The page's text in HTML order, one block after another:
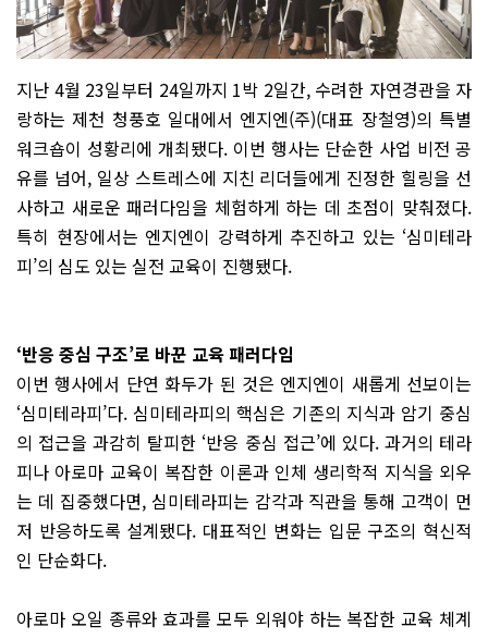
지난 4월 23일부터 24일까지 1박 2일간, 수려한 자연경관을 자
랑하는 제천 청풍호 일대에서 엔지엔(주)(대표 장철영)의 특별
워크숍이 성황리에 개최됐다. 이번 행사는 단순한 사업 비전 공
유를 넘어, 일상 스트레스에 지친 리더들에게 진정한 힐링을 선
사하고 새로운 패러다임을 체험하게 하는 데 초점이 맞춰졌다.
특히 현장에서는 엔지엔이 강력하게 추진하고 있는 ‘심미테라
피’의 심도 있는 실전 교육이 진행됐다.
‘반응 중심 구조’로 바꾼 교육 패러다임
이번 행사에서 단연 화두가 된 것은 엔지엔이 새롭게 선보이는
‘심미테라피’다. 심미테라피의 핵심은 기존의 지식과 암기 중심
의 접근을 과감히 탈피한 ‘반응 중심 접근’에 있다. 과거의 테라
피나 아로마 교육이 복잡한 이론과 인체 생리학적 지식을 외우
는 데 집중했다면, 심미테라피는 감각과 직관을 통해 고객이 먼
저 반응하도록 설계됐다. 대표적인 변화는 입문 구조의 혁신적
인 단순화다.
아로마 오일 종류와 효과를 모두 외워야 하는 복잡한 교육 체계